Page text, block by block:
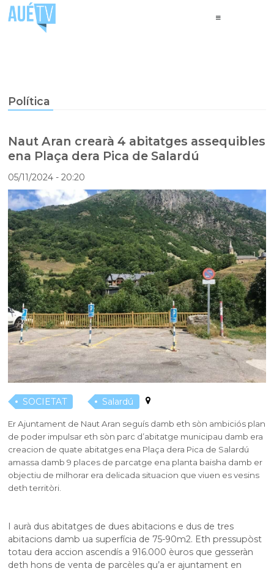
Política
Naut Aran crearà 4 abitatges assequibles
ena Plaça dera Pica de Salardú
05/11/2024- 20:20
SOCIETAT Salardú
Er Ajuntament de Naut Aran seguís damb eth sòn ambiciós plan
de poder impulsar eth sòn parc d’abitatge municipau damb era
creacion de quate abitatges ena Plaça dera Pica de Salardú
amassa damb 9 places de parcatge ena planta baisha damb er
objectiu de milhorar era delicada situacion que viuen es vesins
deth territòri.
I aurà dus abitatges de dues abitacions e dus de tres
abitacions damb ua superfícia de 75-90m2. Eth pressupòst
totau dera accion ascendís a 916.000 èuros que gesseràn
deth hons de venta de parcèles qu’a er ajuntament en